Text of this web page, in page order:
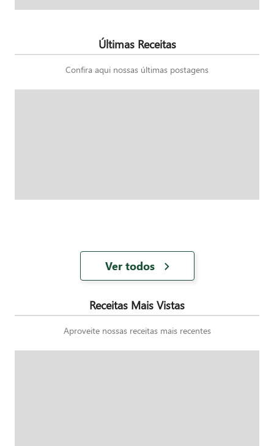
Últimas Receitas
Confira aqui nossas últimas postagens
Ver todos
Receitas Mais Vistas
Aproveite nossas receitas mais recentes